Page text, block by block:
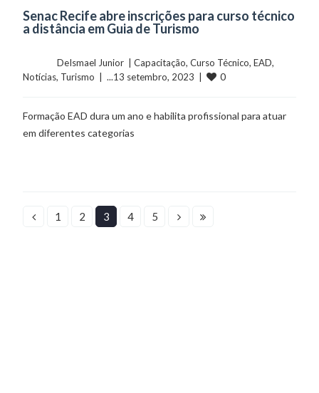
Senac Recife abre inscrições para curso técnico
a distância em Guia de Turismo
	    	DeIsmael Junior  |
Capacitação, Curso Técnico, EAD
Notícias, Turismo
  |  ...13 setembro, 2023  |
0
Formação EAD dura um ano e habilita profissional para atuar
em diferentes categorias
1 2 3 4 5